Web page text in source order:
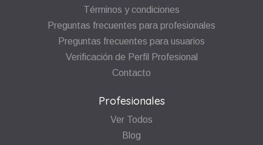
Términos y condiciones
Preguntas frecuentes para profesionales
Preguntas frecuentes para usuarios
Verificación de Perfil Profesional
Contacto
Profesionales
Ver Todos
Blog